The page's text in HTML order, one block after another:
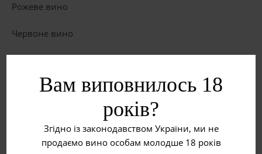
Вам виповнилось 18
років?
Згідно із законодавством України, ми не
продаємо вино особам молодше 18 років
Рожеве вино
Червоне вино
Що таке бурштинове вино?
Пет Нат: Натуральне ігристе вино з історією